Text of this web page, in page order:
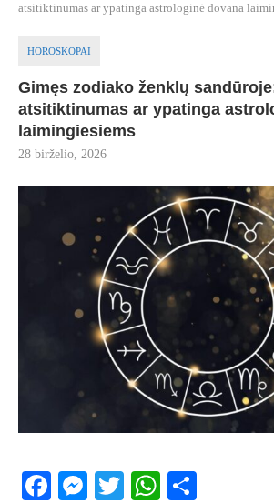
atsitiktinumas ar ypatinga astrologinė dovana
HOROSKOPAI
Gimęs zodiako ženklų
atsitiktinumas ar ypatinga
laimingiesiems
28 birželio, 2026
Facebook
Messenger
TwitterWhatsApp